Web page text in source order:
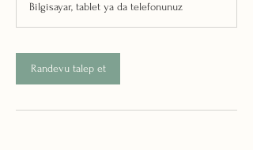
Bilgisayar, tablet ya da telefonunuz
Randevu talep et